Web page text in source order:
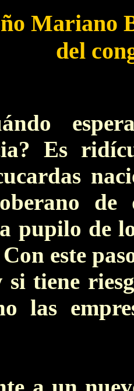
Mariano
del
Es
de
pupilo de
este
tiene
las